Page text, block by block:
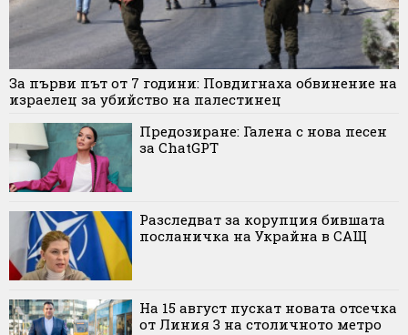
За първи път от 7 години: Повдигнаха обвинение на
израелец за убийство на палестинец
Предозиране: Галена с нова песен
за ChatGPT
Разследват за корупция бившата
посланичка на Украйна в САЩ
На 15 август пускат новата отсечка
от Линия 3 на столичното метро